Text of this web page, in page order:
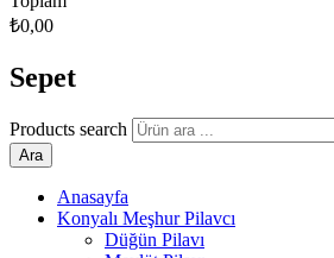
₺0,00
Sepet
Products search
Ara
Anasayfa
Konyalı Meşhur Pilavcı
Düğün Pilavı